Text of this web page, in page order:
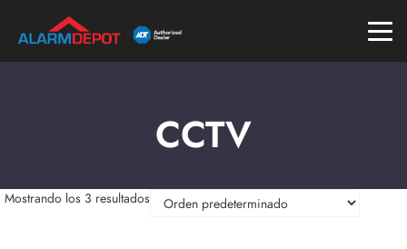
CCTV
Mostrando los 3 resultados